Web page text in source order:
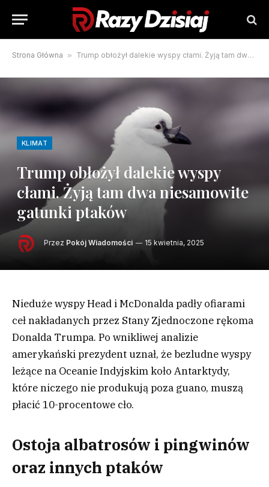
Strona Główna » Trump obłożył dalekie wyspy cłami. Żyją tam dwa niesamowite gatunki ptaków
KLIMAT
Trump obłożył dalekie wyspy
cłami. Żyją tam dwa niesamowite
gatunki ptaków
Przez Pokój Wiadomości 15 kwietnia, 2025
Nieduże wyspy Head i McDonalda padły ofiarami
ceł nakładanych przez Stany Zjednoczone rękoma
Donalda Trumpa. Po wnikliwej analizie
amerykański prezydent uznał, że bezludne wyspy
leżące na Oceanie Indyjskim koło Antarktydy,
które niczego nie produkują poza guano, muszą
płacić 10-procentowe cło.
Ostoja albatrosów i pingwinów
oraz innych ptaków